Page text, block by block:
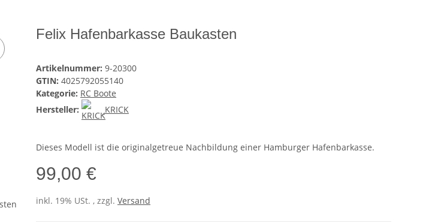
Felix Hafenbarkasse Baukasten
Artikelnummer: 9-20300
GTIN: 4025792055140
Kategorie: RC Boote
Hersteller:
KRICK
Dieses Modell ist die originalgetreue Nachbildung einer Hamburger Hafenbarkasse.
99,00 €
inkl. 19% USt. , zzgl. Versand